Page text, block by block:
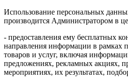
Использование персональных
производится Администратором в
- предоставления ему бесплатных
направления информации в рамках
товаров и услуг, включая
предложениях, рекламных акциях,
мероприятиях, их результатах,